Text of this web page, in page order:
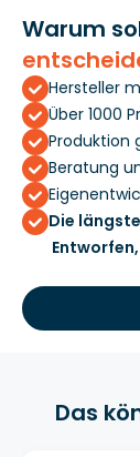
Warum
Hersteller
Über 1000
Produktion
Beratung
Die
Das